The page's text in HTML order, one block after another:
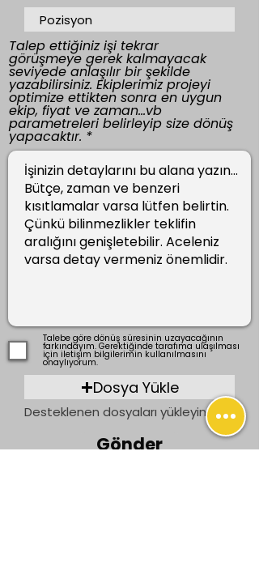
Talep ettiğiniz işi tekrar
görüşmeye gerek kalmayacak
seviyede anlaşılır bir şekilde
yazabilirsiniz. Ekiplerimiz projeyi
optimize ettikten sonra en uygun
ekip, fiyat ve zaman...vb
parametreleri belirleyip size dönüş
yapacaktır.
Talebe göre dönüş süresinin uzayacağının
farkındayım. Gerektiğinde tarafıma ulaşılması
için iletişim bilgilerimin kullanılmasını
onaylıyorum.
Dosya Yükle
Desteklenen dosyaları yükleyin (En fazla 15 MB)
Gönder